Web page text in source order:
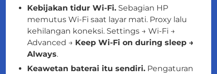
Kebijakan tidur Wi-Fi. Sebagian HP
memutus Wi-Fi saat layar mati. Proxy lalu
kehilangan koneksi. Settings → Wi-Fi →
Advanced → Keep Wi-Fi on during sleep →
Always.
Keawetan baterai itu sendiri. Pengaturan